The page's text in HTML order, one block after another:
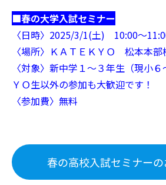
■春の大学入試セミナー
〈日時〉2025/3/1(土) 10:00～
〈場所〉ＫＡＴＥＫＹＯ 松本本部
〈対象〉新中学１～３年生（現小６
ＹＯ生以外の参加も大歓迎です！
〈参加費〉無料
春の高校入試セミナー